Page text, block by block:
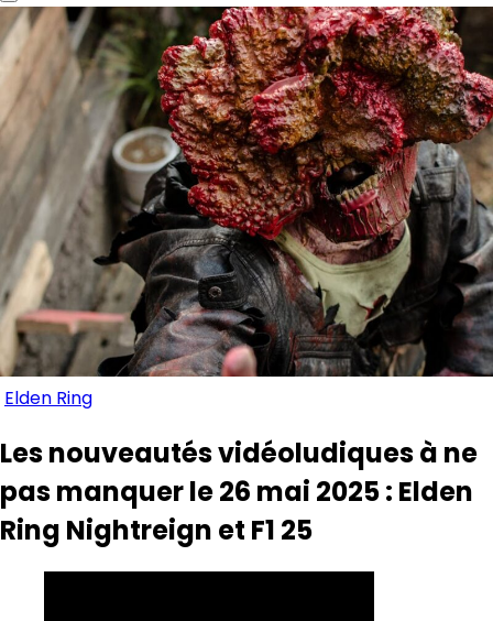
Elden Ring
Les nouveautés vidéoludiques à ne
pas manquer le 26 mai 2025 : Elden
Ring Nightreign et F1 25